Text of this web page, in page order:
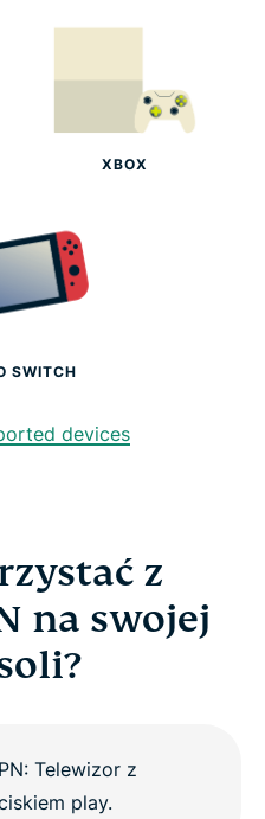
ExpressVPN
konsoli już dzisiaj!
XBOX
SWITCH
devices
z
na swojej